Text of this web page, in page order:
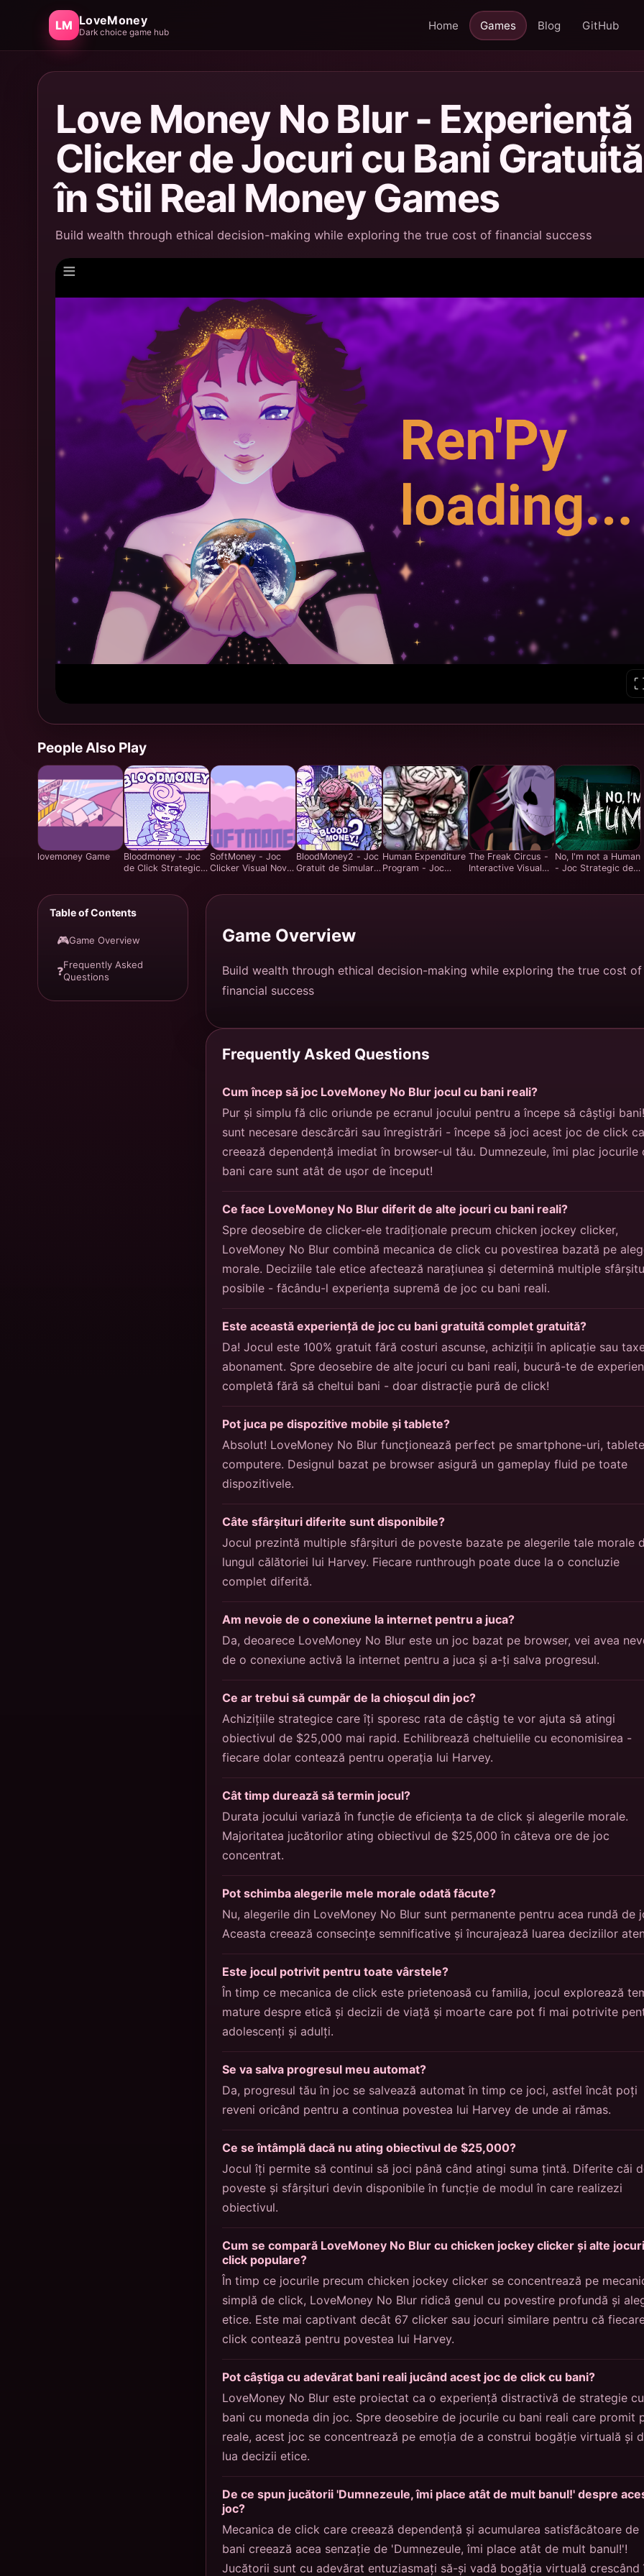
LM LoveMoney
Dark choice game hub
Home Games Blog GitHub
Love Money No Blur - Experiență
Clicker de Jocuri cu Bani Gratuită
în Stil Real Money Games
Build wealth through ethical decision-making while exploring the true cost of financial success
People Also Play
lovemoney Game
Bloodmoney - Joc
de Click Strategic -
SoftMoney - Joc
Clicker Visual Novel
BloodMoney2 - Joc
Gratuit de Simulare
Human Expenditure
Program - Joc
The Freak Circus -
Interactive Visual
No, I'm not a Human
- Joc Strategic de
Table of Contents
🎮Game Overview
❓Frequently Asked
Questions
Game Overview
Build wealth through ethical decision-making while exploring the true cost of
financial success
Frequently Asked Questions
Cum încep să joc LoveMoney No Blur jocul cu bani reali?
Pur și simplu fă clic oriunde pe ecranul jocului pentru a începe să câștigi
sunt necesare descărcări sau înregistrări - începe să joci acest joc de click
creează dependență imediat în browser-ul tău. Dumnezeule, îmi plac jocurile
bani care sunt atât de ușor de început!
Ce face LoveMoney No Blur diferit de alte jocuri cu bani reali?
Spre deosebire de clicker-ele tradiționale precum chicken jockey clicker,
LoveMoney No Blur combină mecanica de click cu povestirea bazată pe
morale. Deciziile tale etice afectează narațiunea și determină multiple
posibile - făcându-l experiența supremă de joc cu bani reali.
Este această experiență de joc cu bani gratuită complet gratuită?
Da! Jocul este 100% gratuit fără costuri ascunse, achiziții în aplicație sau
abonament. Spre deosebire de alte jocuri cu bani reali, bucură-te de
completă fără să cheltui bani - doar distracție pură de click!
Pot juca pe dispozitive mobile și tablete?
Absolut! LoveMoney No Blur funcționează perfect pe smartphone-uri,
computere. Designul bazat pe browser asigură un gameplay fluid pe toate
dispozitivele.
Câte sfârșituri diferite sunt disponibile?
Jocul prezintă multiple sfârșituri de poveste bazate pe alegerile tale morale
lungul călătoriei lui Harvey. Fiecare runthrough poate duce la o concluzie
complet diferită.
Am nevoie de o conexiune la internet pentru a juca?
Da, deoarece LoveMoney No Blur este un joc bazat pe browser, vei avea
de o conexiune activă la internet pentru a juca și a-ți salva progresul.
Ce ar trebui să cumpăr de la chioșcul din joc?
Achizițiile strategice care îți sporesc rata de câștig te vor ajuta să atingi
obiectivul de $25,000 mai rapid. Echilibrează cheltuielile cu economisirea -
fiecare dolar contează pentru operația lui Harvey.
Cât timp durează să termin jocul?
Durata jocului variază în funcție de eficiența ta de click și alegerile morale.
Majoritatea jucătorilor ating obiectivul de $25,000 în câteva ore de joc
concentrat.
Pot schimba alegerile mele morale odată făcute?
Nu, alegerile din LoveMoney No Blur sunt permanente pentru acea rundă de
Aceasta creează consecințe semnificative și încurajează luarea deciziilor
Este jocul potrivit pentru toate vârstele?
În timp ce mecanica de click este prietenoasă cu familia, jocul explorează
mature despre etică și decizii de viață și moarte care pot fi mai potrivite
adolescenți și adulți.
Se va salva progresul meu automat?
Da, progresul tău în joc se salvează automat în timp ce joci, astfel încât poți
reveni oricând pentru a continua povestea lui Harvey de unde ai rămas.
Ce se întâmplă dacă nu ating obiectivul de $25,000?
Jocul îți permite să continui să joci până când atingi suma țintă. Diferite căi
poveste și sfârșituri devin disponibile în funcție de modul în care realizezi
obiectivul.
Cum se compară LoveMoney No Blur cu chicken jockey clicker și alte
click populare?
În timp ce jocurile precum chicken jockey clicker se concentrează pe
simplă de click, LoveMoney No Blur ridică genul cu povestire profundă și
etice. Este mai captivant decât 67 clicker sau jocuri similare pentru că
click contează pentru povestea lui Harvey.
Pot câștiga cu adevărat bani reali jucând acest joc de click cu bani?
LoveMoney No Blur este proiectat ca o experiență distractivă de strategie cu
bani cu moneda din joc. Spre deosebire de jocurile cu bani reali care promit
reale, acest joc se concentrează pe emoția de a construi bogăție virtuală și
lua decizii etice.
De ce spun jucătorii 'Dumnezeule, îmi place atât de mult banul!' despre
joc?
Mecanica de click care creează dependență și acumularea satisfăcătoare de
bani creează acea senzație de 'Dumnezeule, îmi place atât de mult banul!'!
Jucătorii sunt cu adevărat entuziasmați să-și vadă bogăția virtuală crescând